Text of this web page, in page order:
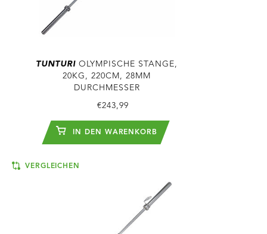
TUNTURI OLYMPISCHE STANGE,
20KG, 220CM, 28MM
DURCHMESSER
€243,99
IN DEN WARENKORB
VERGLEICHEN